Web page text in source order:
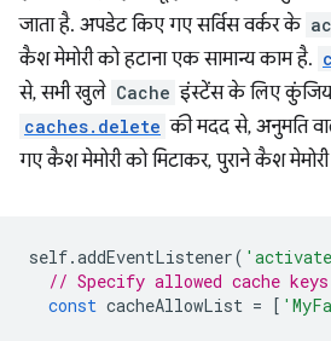
जाता है. अपडेट किए गए सर्विस वर्कर के
कैश मेमोरी को हटाना एक सामान्य काम है.
से, सभी खुले Cache इंस्टेंस के लिए
caches.delete की मदद से, अनुमति
गए कैश मेमोरी को मिटाकर, पुराने कैश
self.addEventListener(
// Specify allowed cache keys
const cacheAllowList = [